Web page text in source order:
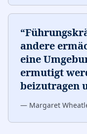
“
andere
eine
ermutigt
beizutragen
— Margaret